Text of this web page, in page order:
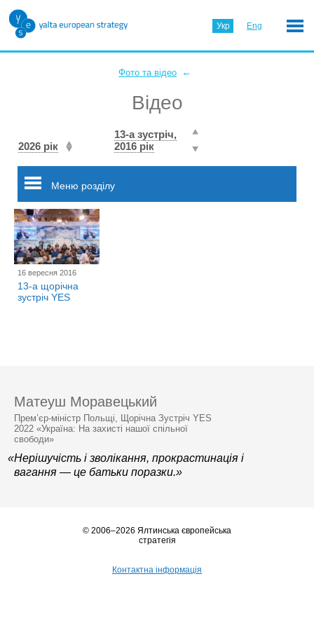
Укр Eng
Фото та відео ←
Відео
2026 рік
13-а зустріч,
2016 рік
Меню розділу
16 вересня 2016
13-а щорічна
зустріч YES
Матеуш Моравецький
Прем’єр-міністр Польщі, Щорічна Зустріч YES
2022 «Україна: На захисті нашої спільної
свободи»
«Нерішучість і зволікання, прокрастинація і
вагання — це батьки поразки.»
© 2006–2026 Ялтинська європейська
стратегія
Контактна інформація